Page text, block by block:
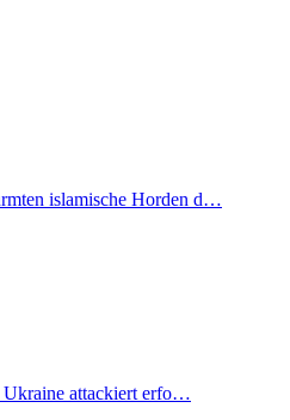
islamische Horden d…
Ukraine attackiert erfo…